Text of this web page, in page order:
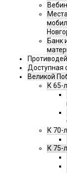
Банк
Доступная
Великой
К 65-
К 70-
К 75-